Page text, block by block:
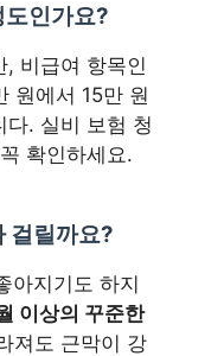
도인가요?
, 비급여 항목인
원에서 15만 원
다. 실비 보험 청
확인하세요.
걸릴까요?
아지기도 하지
이상의 꾸준한
져도 근막이 강